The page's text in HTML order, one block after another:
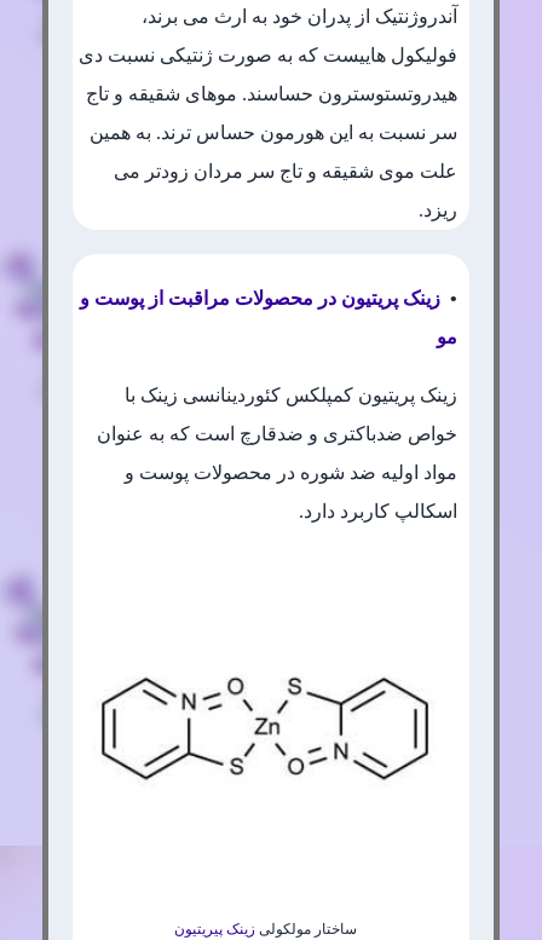
آندروژنتیک از پدران خود به ارث می برند،
فولیکول هاییست که به صورت ژنتیکی نسبت دی
هیدروتستوسترون حساسند. موهای شقیقه و تاج
سر نسبت به این هورمون حساس ترند. به همین
علت موی شقیقه و تاج سر مردان زودتر می
ریزد.
• زینک پریتیون در محصولات مراقبت از پوست و
مو
زینک پریتیون کمپلکس کئوردینانسی زینک با
خواص ضدباکتری و ضدقارچ است که به عنوان
مواد اولیه ضد شوره در محصولات پوست و
اسکالپ کاربرد دارد.
ساختار مولکولی زینک پیریتیون